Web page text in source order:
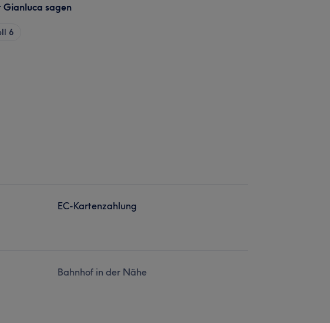
Gianluca sagen
6
EC-Kartenzahlung
Bahnhof in der Nähe